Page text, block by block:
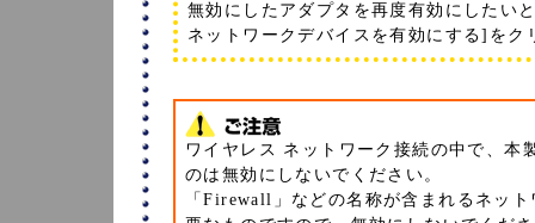
無効にしたアダプタを再度有効にしたい
ネットワークデバイスを有効にする]をク
ワイヤレス ネットワーク接続の中で、
のは無効にしないでください。
「Firewall」などの名称が含まれるネッ